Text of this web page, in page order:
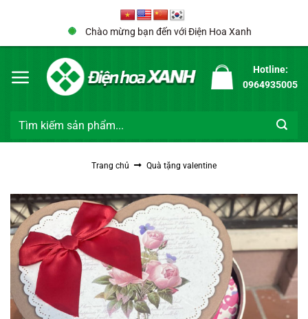
Chào mừng bạn đến với Điện Hoa Xanh
Hotline:
0964935005
Tìm
Trang chủ Quà tặng valentine